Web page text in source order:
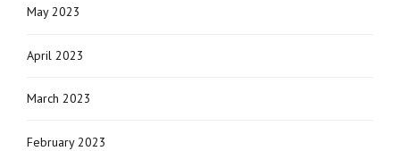
May 2023
April 2023
March 2023
February 2023